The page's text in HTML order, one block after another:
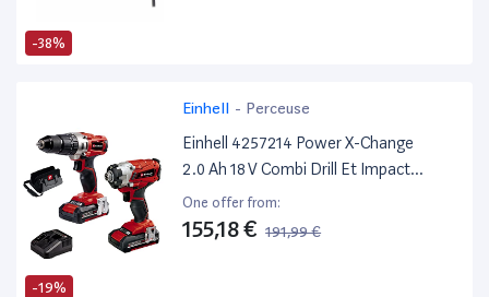
-38%
-19%
Einhell - Perceuse
Einhell 4257214 Power X-Change
2.0 Ah 18 V Combi Drill Et Impact
Driver – Lot De 2 – Rouge
One offer from:
155,18 € 191,99 €